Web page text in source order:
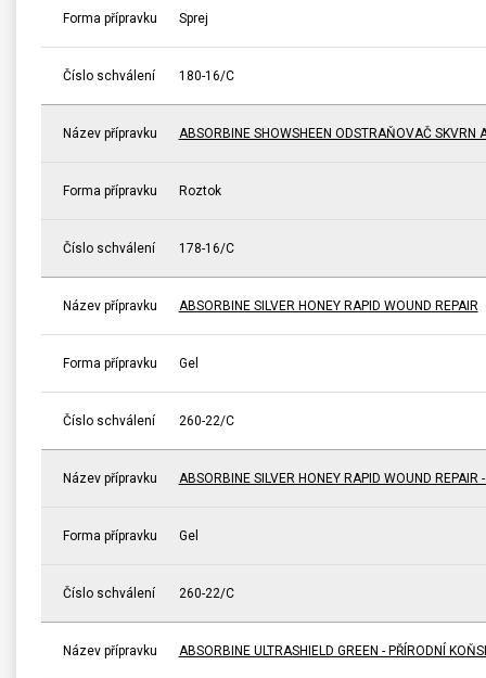
Forma přípravku Sprej
Číslo schválení 180-16/C
Název přípravku ABSORBINE SHOWSHEEN ODSTRAŇOVAČ SKVRN
Forma přípravku Roztok
Číslo schválení 178-16/C
Název přípravku ABSORBINE SILVER HONEY RAPID WOUND REPAIR
Forma přípravku Gel
Číslo schválení 260-22/C
Název přípravku ABSORBINE SILVER HONEY RAPID WOUND REPAIR
Forma přípravku Gel
Číslo schválení 260-22/C
Název přípravku ABSORBINE ULTRASHIELD GREEN - PŘÍRODNÍ